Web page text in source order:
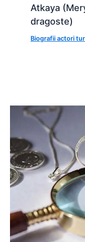
Atkaya
dragoste)
Biografii actori